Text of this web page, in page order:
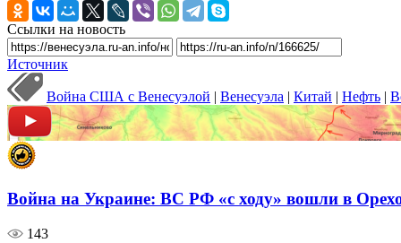
Ссылки на новость
Источник
Война США с Венесуэлой | Венесуэла | Китай | Нефть |
Война на Украине: ВС РФ «с ходу» вошли в
143